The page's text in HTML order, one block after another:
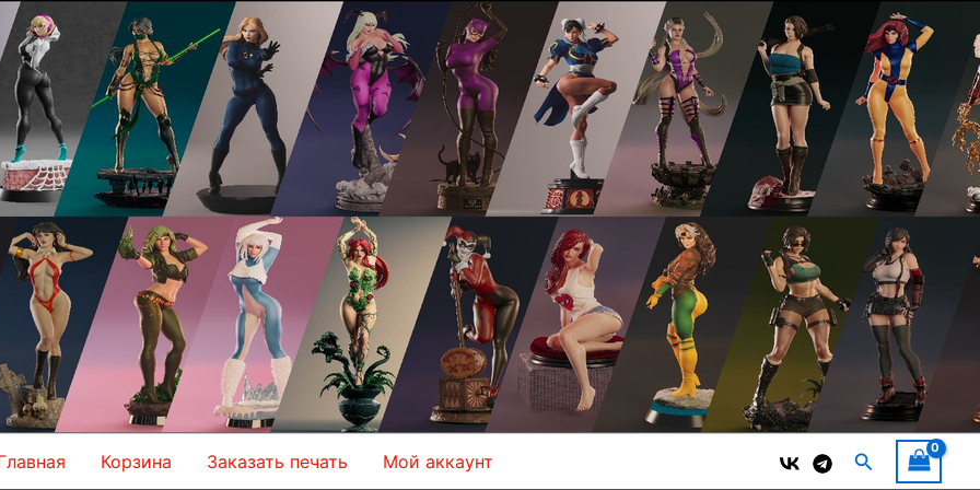
Корзина Заказать печать Мой аккаунт Поиск